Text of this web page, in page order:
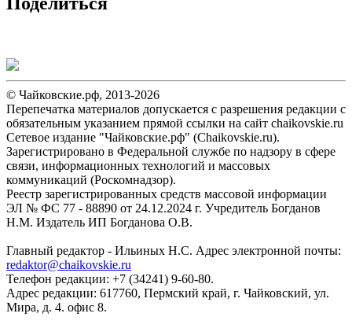
© Чайковские.рф, 2013-2026
Перепечатка материалов допускается с разрешения редакции с
обязательным указанием прямой ссылки на сайт chaikovskie.ru
Сетевое издание "Чайковские.рф" (Chaikovskie.ru).
Зарегистрировано в Федеральной службе по надзору в сфере
связи, информационных технологий и массовых
коммуникаций (Роскомнадзор).
Реестр зарегистрированных средств массовой информации
ЭЛ № ФС 77 - 88890 от 24.12.2024 г. Учредитель Богданов
Н.М. Издатель ИП Богданова О.В.
Главный редактор - Ильиных Н.С. Адрес электронной почты:
redaktor@chaikovskie.ru
Телефон редакции: +7 (34241) 9-60-80.
Адрес редакции: 617760, Пермский край, г. Чайковский, ул.
Мира, д. 4. офис 8.